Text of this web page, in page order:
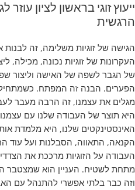
ייעוץ זוגי בראשון לציון
הרגשית
הגישה של זוגיות משלימה, זה לבנות
העקרונות של זוגיות נכונה, מכילה,
של הגבר לשפה של האישה וליצור
הפערים. הבנה זה המפתח.
מגלים את עצמנו, זה הרבה מעבר
היא תוצר של העבודה שלנו עם
האינסטינקטים שלנו, היא מלמדת
הקנאה, התאווה, הסבלנות ועל עוד
העבודה על הזוגיות מרככת את
מתחת לשטיח. העניין הוא
וזה כבר בלתי אפשרי להתנהל עם